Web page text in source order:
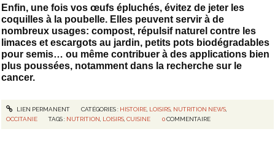
Enfin, une fois vos œufs épluchés, évitez de jeter les
coquilles à la poubelle. Elles peuvent servir à de
nombreux usages: compost, répulsif naturel contre les
limaces et escargots au jardin, petits pots biodégradables
pour semis… ou même contribuer à des applications bien
plus poussées, notamment dans la recherche sur le
cancer.
LIEN PERMANENT CATÉGORIES : HISTOIRE, LOISIRS, NUTRITION NEWS,
OCCITANIE
TAGS : NUTRITION LOISIRS ,CUISINE 0 COMMENTAIRE